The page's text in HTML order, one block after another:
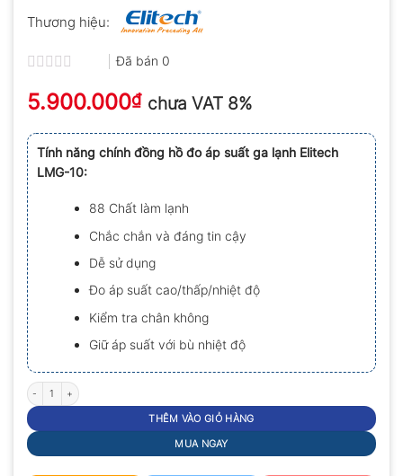
Thương hiệu:
xếp
hạng
5
sao
Đã bán 0
5.900.000₫ chưa VAT 8%
Tính năng chính đồng hồ đo áp suất ga lạnh Elitech
LMG-10:
88 Chất làm lạnh
Chắc chắn và đáng tin cậy
Dễ sử dụng
Đo áp suất cao/thấp/nhiệt độ
Kiểm tra chân không
Giữ áp suất với bù nhiệt độ
Đồng hồ do áp suất ga lạnh Elitech LMG-10 số lượng
THÊM VÀO GIỎ HÀNG
MUA NGAY